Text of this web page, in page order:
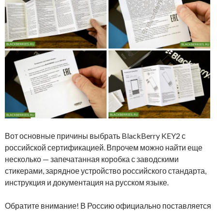
Вот основные причины выбрать BlackBerry KEY2 с
российской сертификацией. Впрочем можно найти еще
несколько — запечатанная коробка с заводскими
стикерами, зарядное устройство российского стандарта,
инструкция и документация на русском языке.
Обратите внимание! В Россию официально поставляется